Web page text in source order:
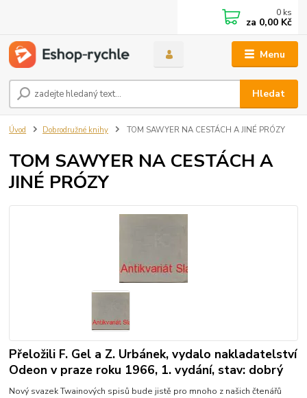
Menu
Hledat
0 ks
za 0,00 Kč
Úvod Dobrodružné knihy TOM SAWYER NA CESTÁCH A JINÉ PRÓZY
TOM SAWYER NA CESTÁCH A
JINÉ PRÓZY
Přeložili F. Gel a Z. Urbánek, vydalo nakladatelství
Odeon v praze roku 1966, 1. vydání, stav: dobrý
Nový svazek Twainových spisů bude jistě pro mnoho z našich čtenářů